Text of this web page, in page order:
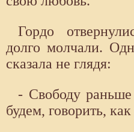
Гордо
долго молчали.
сказала не глядя:
- Свободу
будем, говорить,